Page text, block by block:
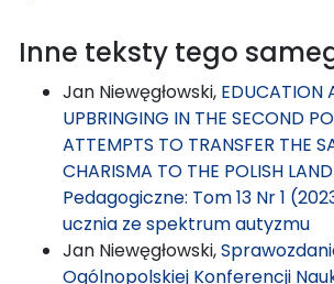
Inne teksty tego
Jan Niewęgłowski, EDUCATION
UPBRINGING IN THE SECOND
ATTEMPTS TO TRANSFER THE
CHARISMA TO THE POLISH LAND
Pedagogiczne: Tom 13 Nr 1
ucznia ze spektrum autyzmu
Jan Niewęgłowski,
Ogólnopolskiej Konferencji